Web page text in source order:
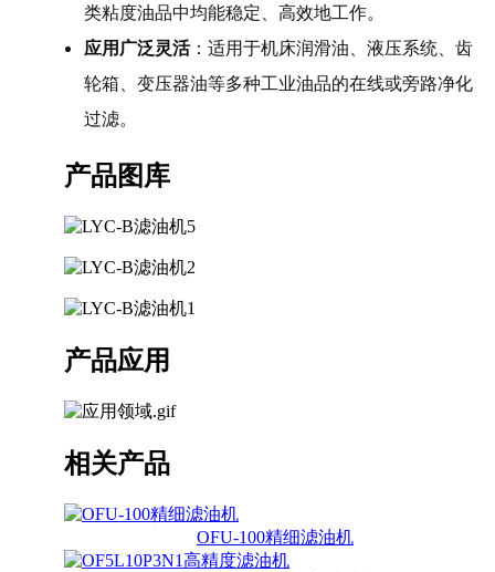
类粘度油品中均能稳定、高效地工作。
应用广泛灵活：适用于机床润滑油、液压系统、齿
轮箱、变压器油等多种工业油品的在线或旁路净化
过滤。
产品图库
产品应用
相关产品
OFU-100精细滤油机